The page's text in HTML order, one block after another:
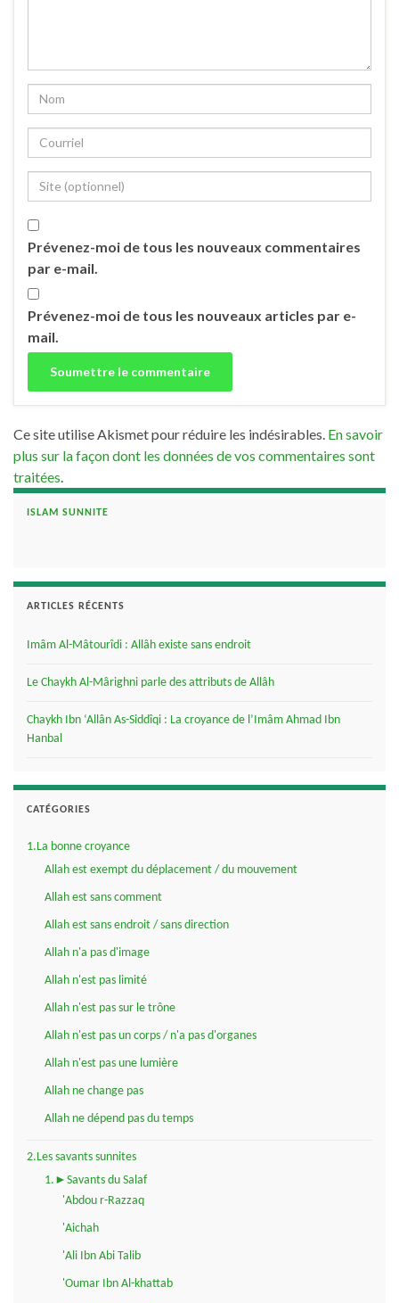
Prévenez-moi de tous les nouveaux commentaires
par e-mail.
Prévenez-moi de tous les nouveaux articles par e-
mail.
Ce site utilise Akismet pour réduire les indésirables. En savoir
plus sur la façon dont les données de vos commentaires sont
traitées.
ISLAM SUNNITE
ARTICLES RÉCENTS
Imâm Al-Mâtourîdi : Allâh existe sans endroit
Le Chaykh Al-Mârighni parle des attributs de Allâh
Chaykh Ibn ‘Allân As-Siddîqi : La croyance de l’Imâm Ahmad Ibn
Hanbal
CATÉGORIES
1.La bonne croyance
Allah est exempt du déplacement / du mouvement
Allah est sans comment
Allah est sans endroit / sans direction
Allah n'a pas d'image
Allah n'est pas limité
Allah n'est pas sur le trône
Allah n'est pas un corps / n'a pas d'organes
Allah n'est pas une lumière
Allah ne change pas
Allah ne dépend pas du temps
2.Les savants sunnites
1.►Savants du Salaf
'Abdou r-Razzaq
'Aichah
'Ali Ibn Abi Talib
'Oumar Ibn Al-khattab